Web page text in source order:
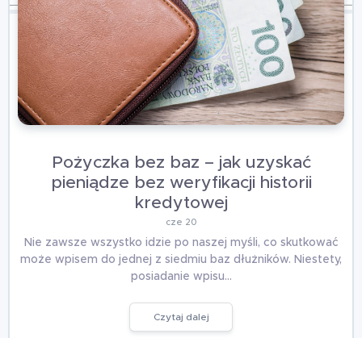
Pożyczka bez baz – jak uzyskać
pieniądze bez weryfikacji historii
kredytowej
cze 20
Nie zawsze wszystko idzie po naszej myśli, co skutkować
może wpisem do jednej z siedmiu baz dłużników. Niestety,
posiadanie wpisu…
Czytaj dalej